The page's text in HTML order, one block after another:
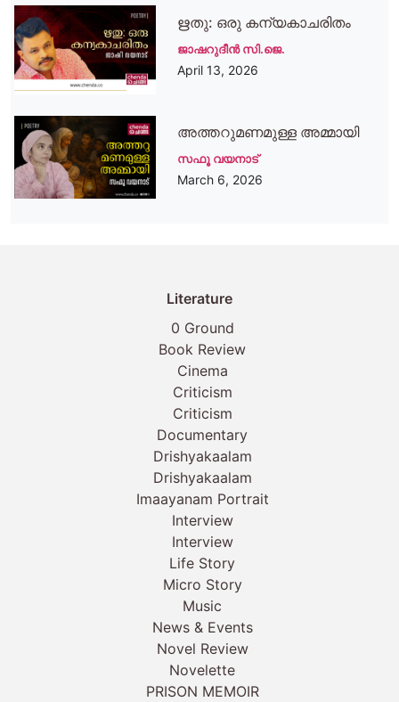
ഋതു: ഒരു കന്യകാചരിതം
ജാഷറുദീൻ സി.ജെ.
April 13, 2026
അത്തറുമണമുള്ള അമ്മായി
സഫൂ വയനാട്
March 6, 2026
Literature
0 Ground
Book Review
Cinema
Criticism
Criticism
Documentary
Drishyakaalam
Drishyakaalam
Imaayanam Portrait
Interview
Interview
Life Story
Micro Story
Music
News & Events
Novel Review
Novelette
PRISON MEMOIR